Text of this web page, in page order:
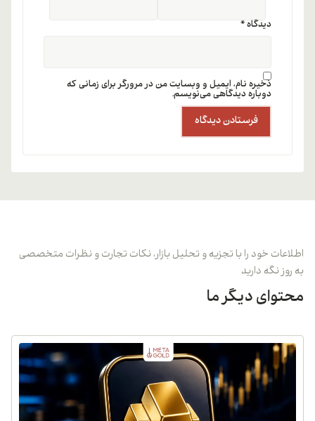
دیدگاه*
ذخیره نام، ایمیل و وبسایت من در مرورگر برای زمانی که
دوباره دیدگاهی می‌نویسم.
اطلاعات خود را با تجزیه و تحلیل بازار، نکات تجارت و نظرات متخصصی
به روز نگه دارید
محتوای دیگر ما